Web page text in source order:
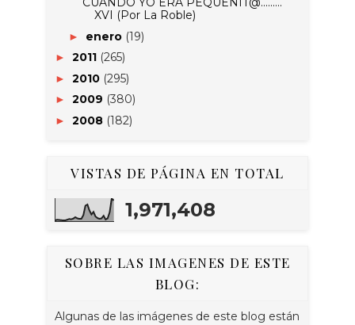
XVI (Por La Roble)
► enero (19)
► 2011 (265)
► 2010 (295)
► 2009 (380)
► 2008 (182)
VISTAS DE PÁGINA EN TOTAL
1,971,408
SOBRE LAS IMAGENES DE ESTE
BLOG:
Algunas de las imágenes de este blog están